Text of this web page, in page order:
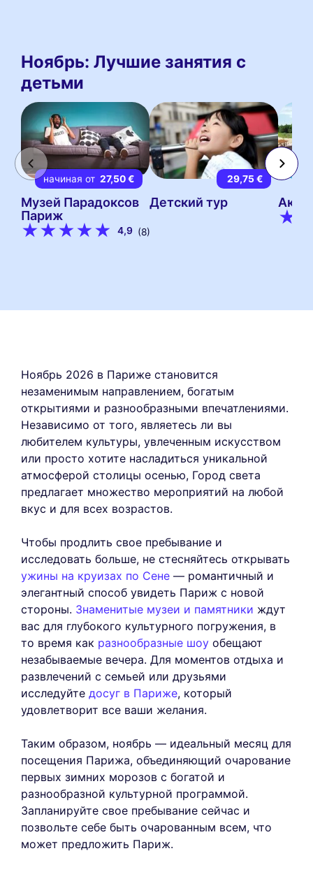
Ноябрь: Лучшие занятия с
детьми
начиная от 27,50 €
Музей Парадоксов
Париж
4,9 (8)
29,75 €
Детский тур
Ноябрь 2026 в Париже становится
незаменимым направлением, богатым
открытиями и разнообразными впечатлениями.
Независимо от того, являетесь ли вы
любителем культуры, увлеченным искусством
или просто хотите насладиться уникальной
атмосферой столицы осенью, Город света
предлагает множество мероприятий на любой
вкус и для всех возрастов.
Чтобы продлить свое пребывание и
исследовать больше, не стесняйтесь открывать
ужины на круизах по Сене — романтичный и
элегантный способ увидеть Париж с новой
стороны. Знаменитые музеи и памятники ждут
вас для глубокого культурного погружения, в
то время как разнообразные шоу обещают
незабываемые вечера. Для моментов отдыха и
развлечений с семьей или друзьями
исследуйте досуг в Париже, который
удовлетворит все ваши желания.
Таким образом, ноябрь — идеальный месяц для
посещения Парижа, объединяющий очарование
первых зимних морозов с богатой и
разнообразной культурной программой.
Запланируйте свое пребывание сейчас и
позвольте себе быть очарованным всем, что
может предложить Париж.